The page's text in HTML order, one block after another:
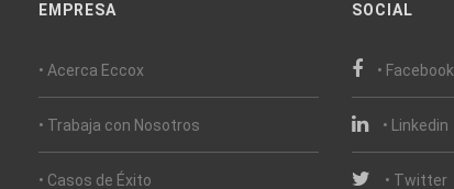
EMPRESA
• Acerca Eccox
• Trabaja con Nosotros
• Casos de Éxito
SOCIAL
• Facebook
• Linkedin
• Twitter